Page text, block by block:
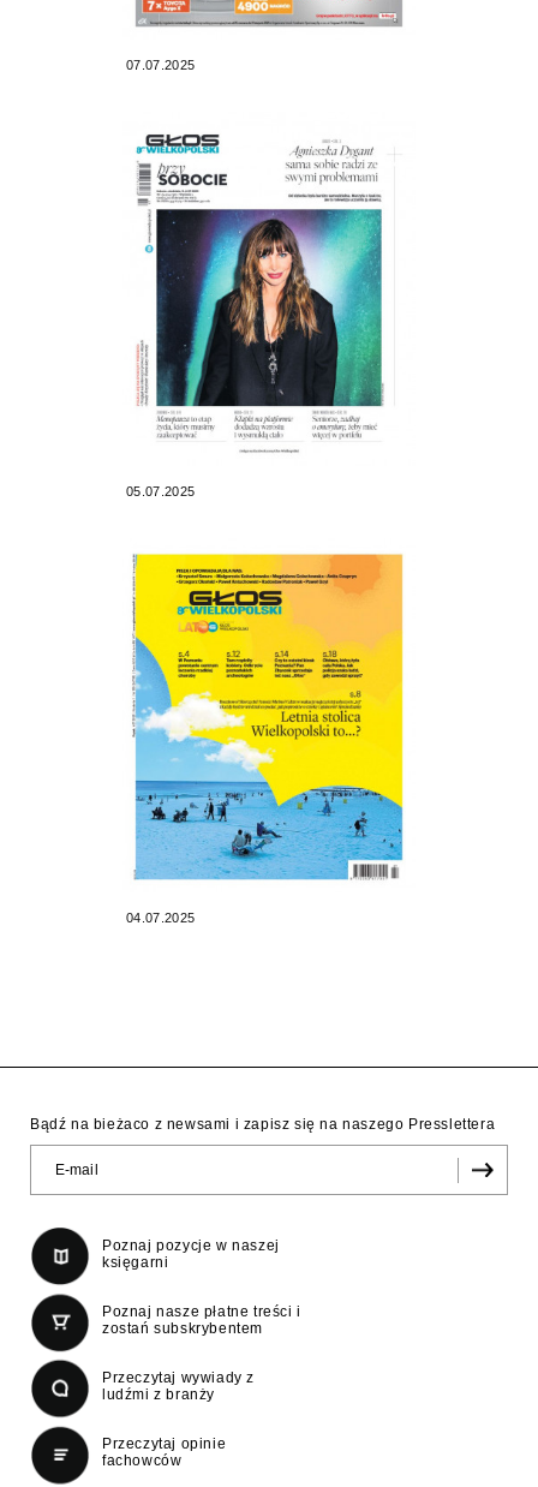
07.07.2025
05.07.2025
04.07.2025
Bądź na bieżaco z newsami i zapisz się na naszego Presslettera
Poznaj pozycje w naszej
księgarni
Poznaj nasze płatne treści i
zostań subskrybentem
Przeczytaj wywiady z
ludźmi z branży
Przeczytaj opinie
fachowców